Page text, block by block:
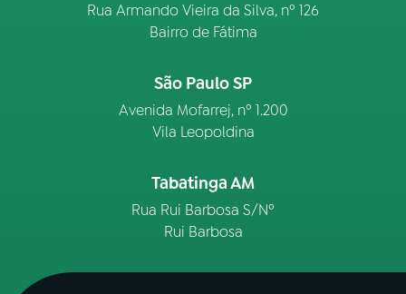
Rua Armando Vieira da Silva, nº 126
Bairro de Fátima
São Paulo SP
Avenida Mofarrej, nº 1.200
Vila Leopoldina
Tabatinga AM
Rua Rui Barbosa S/Nº
Rui Barbosa